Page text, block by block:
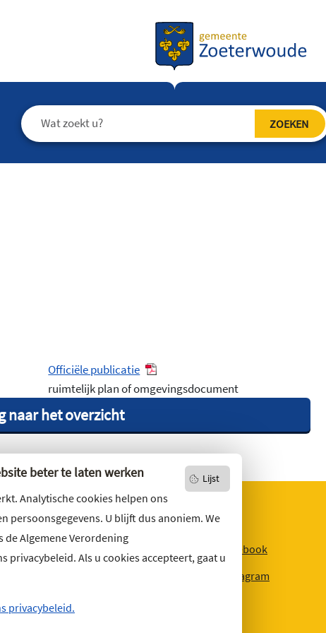
Lijst
beter te laten werken
Analytische cookies helpen ons
persoonsgegevens. U blijft dus anoniem. We
de Algemene Verordening
privacybeleid. Als u cookies accepteert, gaat u
privacybeleid.
Officiële publicatie
ruimtelijk plan of omgevingsdocument
naar het overzicht
niets missen?
u oponze nieuwsbrief
Facebook
Instagram